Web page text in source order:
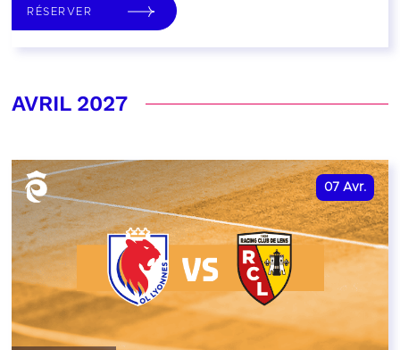
RÉSERVER
AVRIL 2027
07 Avr.